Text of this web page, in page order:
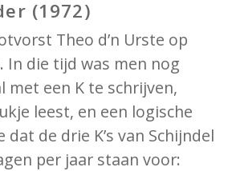
(1972)
Theo d’n Urste op
In die tijd was men nog
met een K te schrijven,
leest, en een logische
de drie K’s van Schijndel
per jaar staan voor: